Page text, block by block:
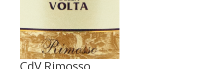
CdV Rimosso